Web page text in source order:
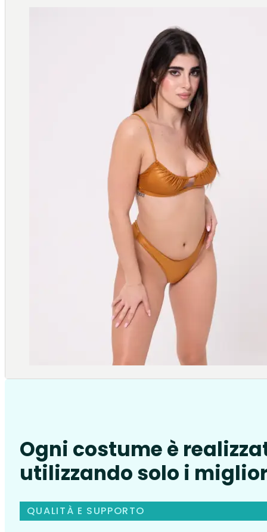
Ogni costume è
utilizzando solo i
QUALITÀ E SUPPORTO